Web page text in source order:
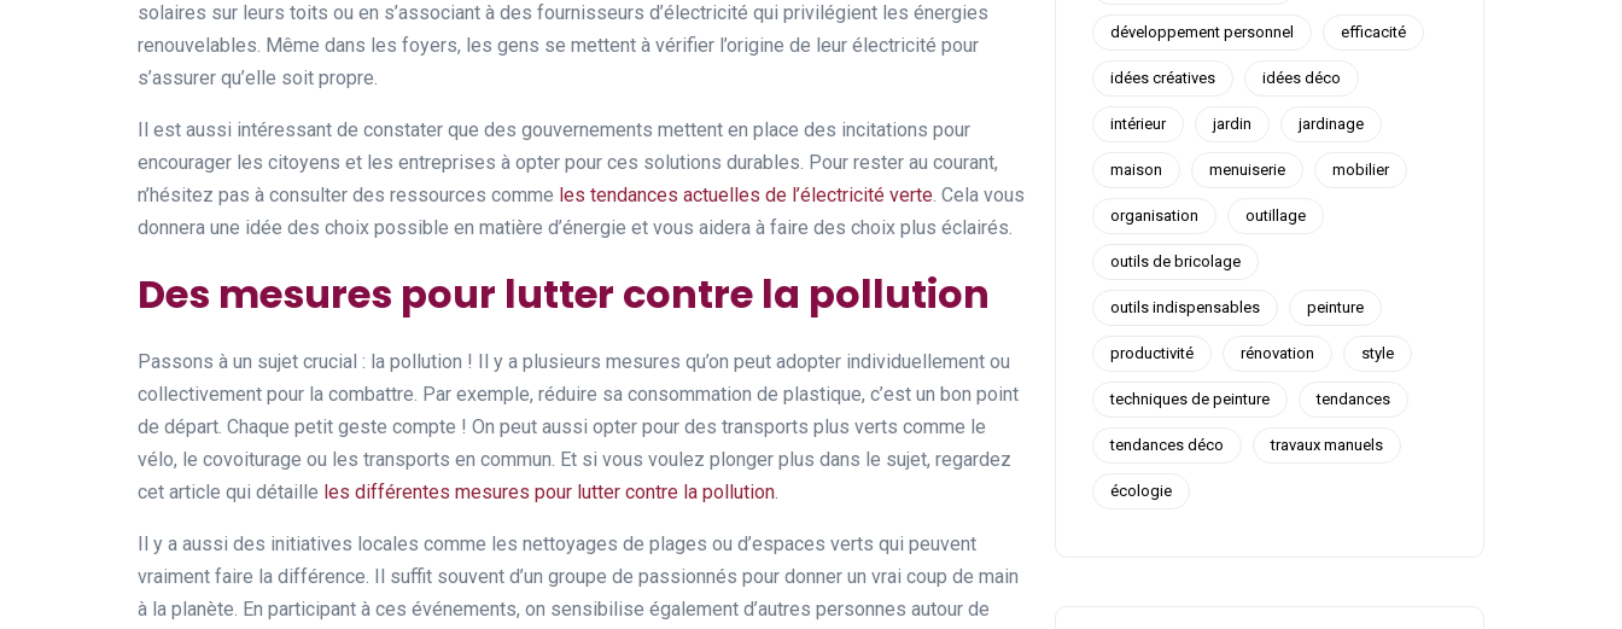
solaires sur leurs toits ou en s’associant à des fournisseurs d’électricité qui privilégient les énergies
renouvelables. Même dans les foyers, les gens se mettent à vérifier l’origine de leur électricité pour
s’assurer qu’elle soit propre.
Il est aussi intéressant de constater que des gouvernements mettent en place des incitations pour
encourager les citoyens et les entreprises à opter pour ces solutions durables. Pour rester au courant,
n’hésitez pas à consulter des ressources comme les tendances actuelles de l’électricité verte. Cela vous
donnera une idée des choix possible en matière d’énergie et vous aidera à faire des choix plus éclairés.
Des mesures pour lutter contre la pollution
Passons à un sujet crucial : la pollution ! Il y a plusieurs mesures qu’on peut adopter individuellement ou
collectivement pour la combattre. Par exemple, réduire sa consommation de plastique, c’est un bon point
de départ. Chaque petit geste compte ! On peut aussi opter pour des transports plus verts comme le
vélo, le covoiturage ou les transports en commun. Et si vous voulez plonger plus dans le sujet, regardez
cet article qui détaille les différentes mesures pour lutter contre la pollution.
Il y a aussi des initiatives locales comme les nettoyages de plages ou d’espaces verts qui peuvent
vraiment faire la différence. Il suffit souvent d’un groupe de passionnés pour donner un vrai coup de main
à la planète. En participant à ces événements, on sensibilise également d’autres personnes autour de
développement personnel efficacité
idées créatives idées déco
intérieur jardin jardinage
maison menuiserie mobilier
organisation outillage
outils de bricolage
outils indispensables peinture
productivité rénovation style
techniques de peinture tendances
tendances déco travaux manuels
écologie